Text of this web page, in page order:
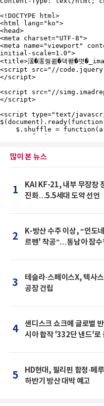
많이 본 뉴스
1
KAI KF-21, 내부 무장창
진화…5.5세대 도약 선언
2
K-방산 수주 이상, “인도
르펜' 착공”…동남아 잠수
3
테슬라·스페이스X, 텍사
공장 건립
4
샌디스크 쇼크에 글로벌
시아 합작 '332단 낸드'로
5
HD현대, 필리핀 함정·페
하반기 방산 대박 예고